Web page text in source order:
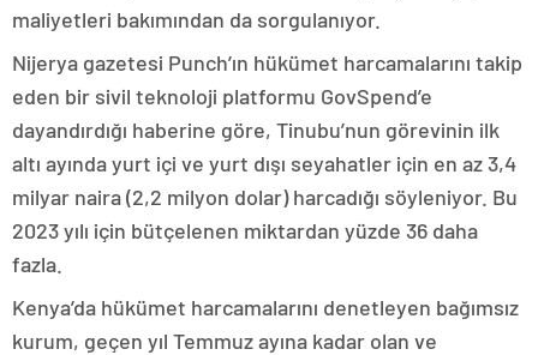
maliyetleri bakımından da sorgulanıyor.
Nijerya gazetesi Punch’ın hükümet harcamalarını takip
eden bir sivil teknoloji platformu GovSpend’e
dayandırdığı haberine göre, Tinubu’nun görevinin ilk
altı ayında yurt içi ve yurt dışı seyahatler için en az 3,4
milyar naira (2,2 milyon dolar) harcadığı söyleniyor. Bu
2023 yılı için bütçelenen miktardan yüzde 36 daha
fazla.
Kenya’da hükümet harcamalarını denetleyen bağımsız
kurum, geçen yıl Temmuz ayına kadar olan ve